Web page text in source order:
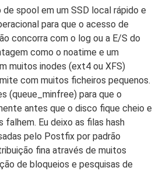
de spool em um SSD local rápido e
para que o acesso de
concorra com o log ou a E/S do
como o noatime e um
muitos inodes (ext4 ou XFS)
com muitos ficheiros pequenos.
(queue_minfree) para que o
antes que o disco fique cheio e
Eu deixo as filas hash
pelo Postfix por padrão
fina através de muitos
de bloqueios e pesquisas de